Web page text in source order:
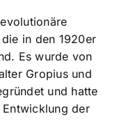
in den 1920er
Es wurde von
Gropius und
und hatte
der